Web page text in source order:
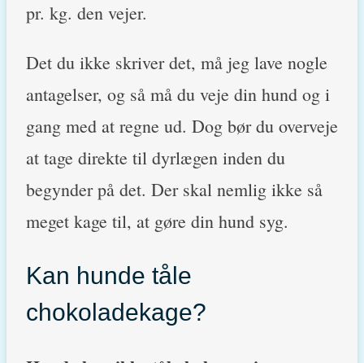
pr. kg. den vejer.
Det du ikke skriver det, må jeg lave nogle
antagelser, og så må du veje din hund og i
gang med at regne ud. Dog bør du overveje
at tage direkte til dyrlægen inden du
begynder på det. Der skal nemlig ikke så
meget kage til, at gøre din hund syg.
Kan hunde tåle
chokoladekage?